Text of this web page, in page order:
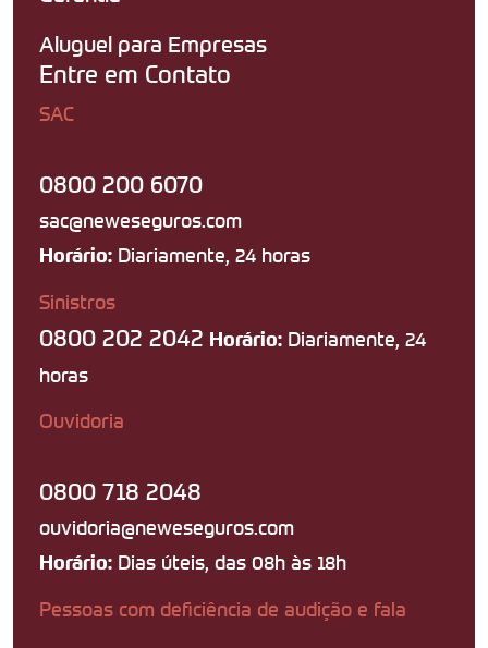
Aluguel para Empresas
Entre em Contato
SAC
0800 200 6070
sac@neweseguros.com
Horário: Diariamente, 24 horas
Sinistros
0800 202 2042 Horário: Diariamente, 24
horas
Ouvidoria
0800 718 2048
ouvidoria@neweseguros.com
Horário: Dias úteis, das 08h às 18h
Pessoas com deficiência de audição e fala